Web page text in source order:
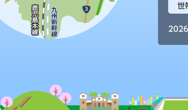
世
2026